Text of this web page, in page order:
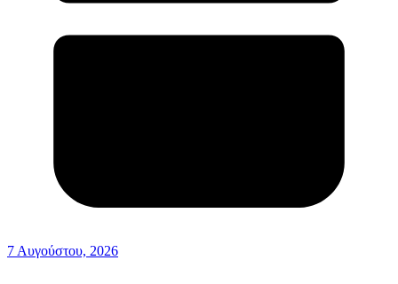
7 Αυγούστου, 2026